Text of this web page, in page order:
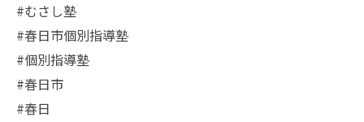
#むさし塾
#春日市個別指導塾
#個別指導塾
#春日市
#春日